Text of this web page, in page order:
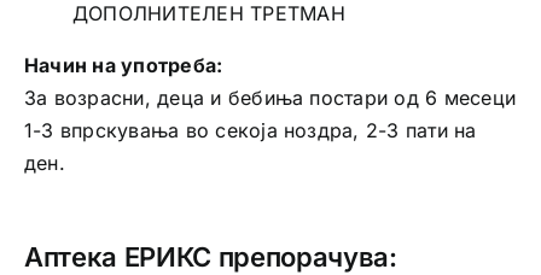
ДОПОЛНИТЕЛЕН ТРЕТМАН
Начин на употреба:
За возрасни, деца и бебиња постари од 6 месеци
1-3 впрскувања во секоја ноздра, 2-3 пати на
ден.
Аптека ЕРИКС препорачува: